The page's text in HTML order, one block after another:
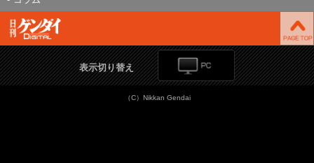
表示切り替え
（C）Nikkan Gendai